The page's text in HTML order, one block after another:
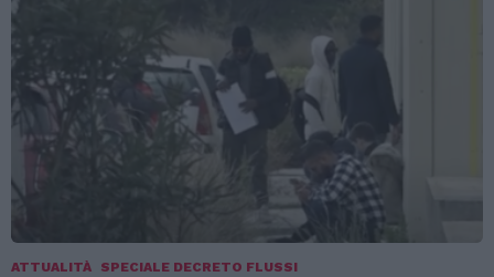
ATTUALITÀ SPECIALE DECRETO FLUSSI